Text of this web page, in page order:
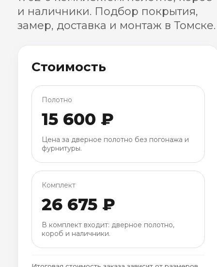
и наличники. Подбор покрытия,
замер, доставка и монтаж в Томске.
Стоимость
Полотно
15 600 ₽
Цена за дверное полотно без погонажа и
фурнитуры.
Комплект
26 675 ₽
В комплект входит: дверное полотно,
короб и наличники.